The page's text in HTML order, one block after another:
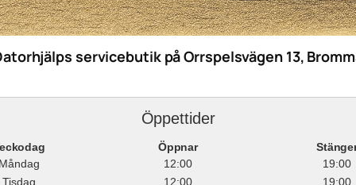
servicebutik på Orrspelsvägen 13,
Öppettider
Öppnar
12:00
19:00
Tisdag
12:00 19:00